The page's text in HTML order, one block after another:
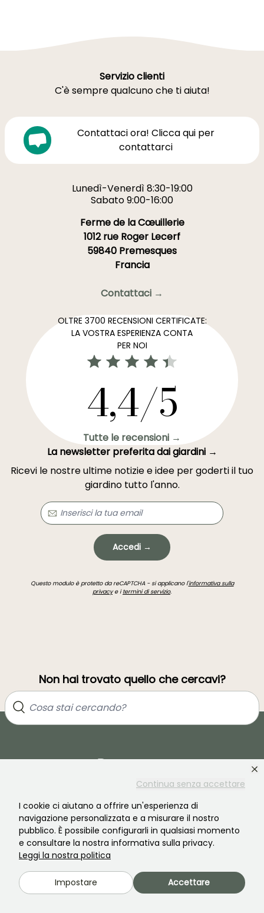
Continua senza accettare
I cookie ci aiutano a offrire un'esperienza di
navigazione personalizzata e a misurare il nostro
pubblico. È possibile configurarli in qualsiasi momento
e consultare la nostra informativa sulla privacy.
Leggi la nostra politica
Impostare Accettare
Servizio clienti
C'è sempre qualcuno che ti aiuta!
Contattaci ora! Clicca qui per
contattarci
Lunedì-Venerdì 8:30-19:00
Sabato 9:00-16:00
Ferme de la Cœuillerie
1012 rue Roger Lecerf
59840 Premesques
Francia
Contattaci →
OLTRE 3700 RECENSIONI CERTIFICATE:
LA VOSTRA ESPERIENZA CONTA
PER NOI
4,4/5
Tutte le recensioni →
La newsletter preferita dai giardini →
Ricevi le nostre ultime notizie e idee per goderti il tuo
giardino tutto l'anno.
Accedi →
Questo modulo è protetto da reCAPTCHA - si applicano l'informativa sulla
privacye itermini di servizio.
Non hai trovato quello che cercavi?
Unisciti alla comunità degli amanti delle piante!
PROMESSE DE FLEURS